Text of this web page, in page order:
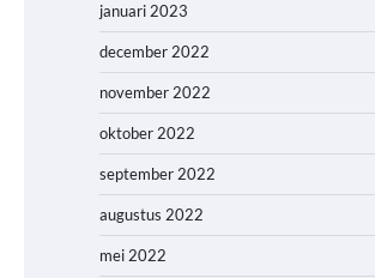
januari 2023
december 2022
november 2022
oktober 2022
september 2022
augustus 2022
mei 2022